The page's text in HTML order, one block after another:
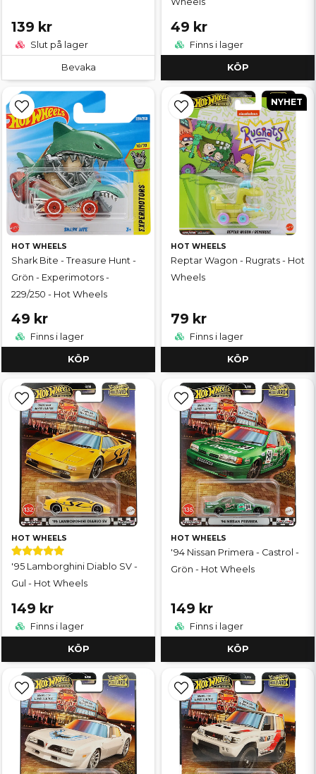
139 kr
Slut på lager
Bevaka
49 kr
Finns i lager
KÖP
HOT WHEELS
Shark Bite - Treasure Hunt -
Grön - Experimotors -
229/250 - Hot Wheels
49 kr
Finns i lager
KÖP
HOT WHEELS
Reptar Wagon - Rugrats - Hot
Wheels
79 kr
Finns i lager
KÖP
NYHET
HOT WHEELS
'95 Lamborghini Diablo SV -
Gul - Hot Wheels
149 kr
Finns i lager
KÖP
HOT WHEELS
'94 Nissan Primera - Castrol -
Grön - Hot Wheels
149 kr
Finns i lager
KÖP